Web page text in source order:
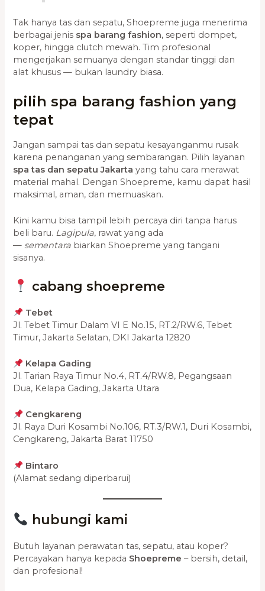
Tak hanya tas dan sepatu, Shoepreme juga menerima
berbagai jenis spa barang fashion, seperti dompet,
koper, hingga clutch mewah. Tim profesional
mengerjakan semuanya dengan standar tinggi dan
alat khusus — bukan laundry biasa.
pilih spa barang fashion yang
tepat
Jangan sampai tas dan sepatu kesayanganmu rusak
karena penanganan yang sembarangan. Pilih layanan
spa tas dan sepatu Jakarta yang tahu cara merawat
material mahal. Dengan Shoepreme, kamu dapat hasil
maksimal, aman, dan memuaskan.
Kini kamu bisa tampil lebih percaya diri tanpa harus
beli baru. Lagipula, rawat yang ada
— sementara biarkan Shoepreme yang tangani
sisanya.
cabang shoepreme
Tebet
Jl. Tebet Timur Dalam VI E No.15, RT.2/RW.6, Tebet
Timur, Jakarta Selatan, DKI Jakarta 12820
Kelapa Gading
Jl. Tarian Raya Timur No.4, RT.4/RW.8, Pegangsaan
Dua, Kelapa Gading, Jakarta Utara
Cengkareng
Jl. Raya Duri Kosambi No.106, RT.3/RW.1, Duri Kosambi,
Cengkareng, Jakarta Barat 11750
Bintaro
(Alamat sedang diperbarui)
hubungi kami
Butuh layanan perawatan tas, sepatu, atau koper?
Percayakan hanya kepada Shoepreme – bersih, detail,
dan profesional!